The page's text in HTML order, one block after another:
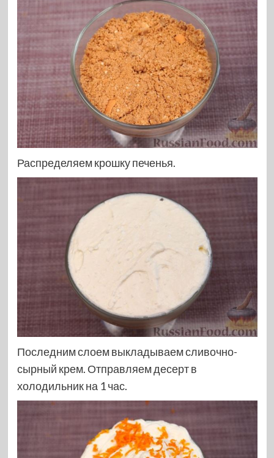
Распределяем крошку печенья.
Последним слоем выкладываем сливочно-
сырный крем. Отправляем десерт в
холодильник на 1 час.